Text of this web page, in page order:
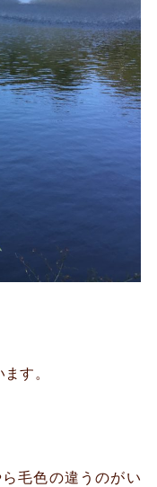
す。
毛色の違うのがい